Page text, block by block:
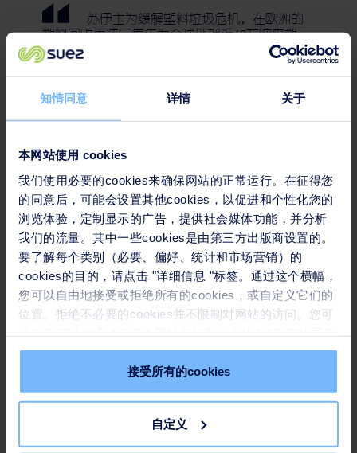
知情同意 详情 关于
本网站使用 cookies
我们使用必要的cookies来确保网站的正常运行。在征得您
的同意后，可能会设置其他cookies，以促进和个性化您的
浏览体验，定制显示的广告，提供社会媒体功能，并分析
我们的流量。其中一些cookies是由第三方出版商设置的。
要了解每个类别（必要、偏好、统计和市场营销）的
cookies的目的，请点击 "详细信息 "标签。通过这个横幅，
您可以自由地接受或拒绝所有的cookies，或自定义它们的
位置。拒绝不必要的cookies并不限制对网站的访问。您可
" 链接来撤回您的同意。请在我们的Cookie政策中了解更
接受所有的cookies
自定义
苏伊士为缓解塑料垃圾危机，在欧洲的
塑料回收再造厂每年为全球处理近40万吨废塑
料，生产出15万吨再生塑料，我们的目标是向客
户提供高质量的再生塑料，质量可以与原生塑料
相媲美。
塑料循环再造业务是苏伊士发展的一块关键市场。我们每
天都在和废塑料打交道，从收集、分拣、处理、回收，赋
予废塑料第二次生命。而我们之所以可以生产出符合市场
和客户需求的再生塑料，是因为我们了解塑料的特性。
专注科研，从欧洲辐射全球
苏伊士在欧洲成立了“塑料研究室”，专门致力于研发 4种主
原生材料更有竞争力的再生塑料产品，从塑料中创造塑